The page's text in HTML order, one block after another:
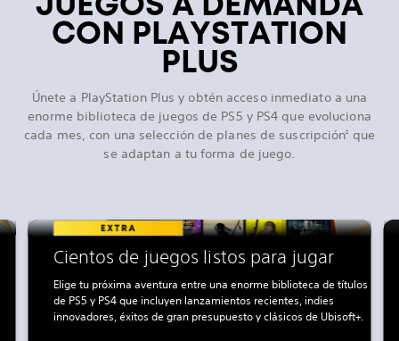
CON PLAYSTATION
PLUS
Únete a PlayStation Plus y obtén acceso inmediato a una
enorme biblioteca de juegos de PS5 y PS4 que evoluciona
cada mes, con una selección de planes de suscripción2
que
se adaptan a tu forma de juego.
Cientos de juegos listos para jugar
Elige tu próxima aventura entre una enorme biblioteca de títulos
de PS5 y PS4 que incluyen lanzamientos recientes, indies
innovadores, éxitos de gran presupuesto y clásicos de Ubisoft+.